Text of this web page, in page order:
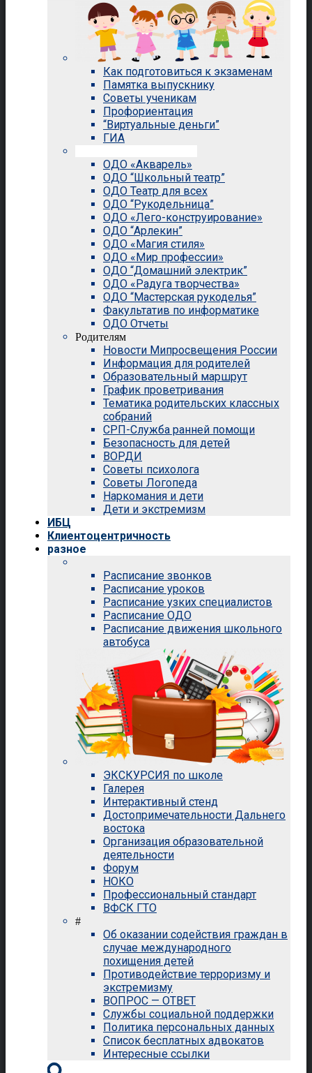
Как подготовиться к экзаменам
Памятка выпускнику
Советы ученикам
Профориентация
“Виртуальные деньги”
ГИА
ОДО «Акварель»
ОДО “Школьный театр”
ОДО Театр для всех
ОДО “Рукодельница”
ОДО «Лего-конструирование»
ОДО “Арлекин”
ОДО «Магия стиля»
ОДО «Мир профессии»
ОДО “Домашний электрик”
ОДО «Радуга творчества»
ОДО “Мастерская рукоделья”
Факультатив по информатике
ОДО Отчеты
Родителям
Новости Мипросвещения России
Информация для родителей
Образовательный маршрут
График проветривания
Тематика родительских классных
собраний
СРП-Служба ранней помощи
Безопасность для детей
ВОРДИ
Советы психолога
Советы Логопеда
Наркомания и дети
Дети и экстремизм
ИБЦ
Клиентоцентричность
разное
Расписание звонков
Расписание уроков
Расписание узких специалистов
Расписание ОДО
Расписание движения школьного
автобуса
ЭКСКУРСИЯ по школе
Галерея
Интерактивный стенд
Достопримечательности Дальнего
востока
Организация образовательной
деятельности
Форум
НОКО
Профессиональный стандарт
ВФСК ГТО
#
Об оказании содействия граждан в
случае международного
похищения детей
Противодействие терроризму и
экстремизму
ВОПРОС — ОТВЕТ
Службы социальной поддержки
Политика персональных данных
Список бесплатных адвокатов
Интересные ссылки